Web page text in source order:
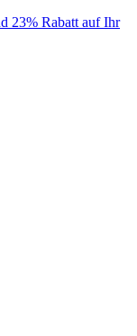
23% Rabatt auf Ihr